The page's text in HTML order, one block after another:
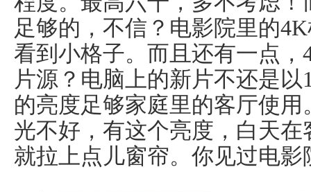
足够的，不信？电影院里的
看到小格子。而且还有一点
片源？电脑上的新片不还是以
的亮度足够家庭里的客厅使
光不好，有这个亮度，白天
就拉上点儿窗帘。你见过电